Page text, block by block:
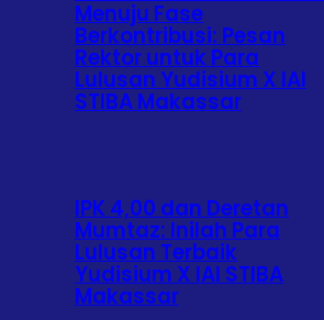
Menuju Fase
Berkontribusi: Pesan
Rektor untuk Para
Lulusan Yudisium X IAI
STIBA Makassar
IPK 4,00 dan Deretan
Mumtaz: Inilah Para
Lulusan Terbaik
Yudisium X IAI STIBA
Makassar